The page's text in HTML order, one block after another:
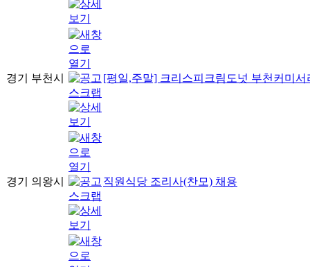
경기 부천시 [평일,주말] 크리스피크림도넛 부천커미
경기 의왕시 직원식당 조리사(찬모) 채용